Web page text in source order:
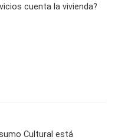
cuenta la vivienda?
Cultural está